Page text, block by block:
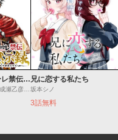
終末のワルキューレ禁伝 神々の黙示録
終末のワルキューレ/成瀬乙彦/岡本一兵
兄に恋する私たち
坂本シノ
3話無料